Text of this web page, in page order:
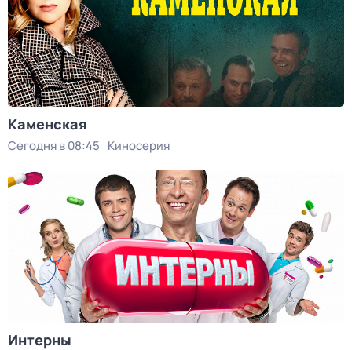
Каменская
Сегодня в 08:45 Киносерия
Интерны